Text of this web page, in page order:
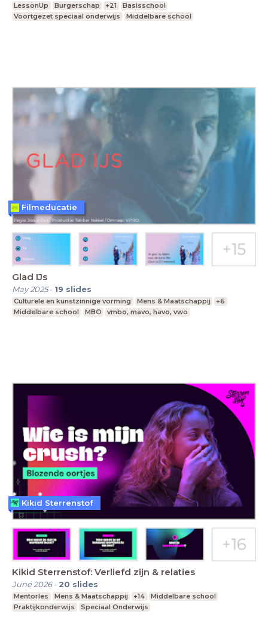
LessonUp Burgerschap +21
Basisschool
Voortgezet speciaal onderwijs
Middelbare school
Glad IJs
May 2025- 19 slides
Culturele en kunstzinnige vorming Mens & Maatschappij
+6
Middelbare school
MBO vmbo, mavo, havo, vwo
Filmeducatie
Kikid Sterrenstof: Verliefd zijn & relaties
June 2026- 20 slides
Mentorles Mens & Maatschappij +14
Middelbare school
Praktijkonderwijs
Speciaal Onderwijs
Kikid Sterrenstof